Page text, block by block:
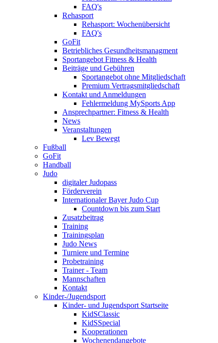
FAQ's
Rehasport
Rehasport: Wochenübersicht
FAQ's
GoFit
Betriebliches Gesundheitsmanagment
Sportangebot Fitness & Health
Beiträge und Gebühren
Sportangebot ohne Mitgliedschaft
Premium Vertragsmitgliedschaft
Kontakt und Anmeldungen
Fehlermeldung MySports App
Ansprechpartner: Fitness & Health
News
Veranstaltungen
Lev Bewegt
Fußball
GoFit
Handball
Judo
digitaler Judopass
Förderverein
Internationaler Bayer Judo Cup
Countdown bis zum Start
Zusatzbeitrag
Training
Trainingsplan
Judo News
Turniere und Termine
Probetraining
Trainer - Team
Mannschaften
Kontakt
Kinder-/Jugendsport
Kinder- und Jugendsport Startseite
KidSClassic
KidSSpecial
Kooperationen
Wochenendangebote